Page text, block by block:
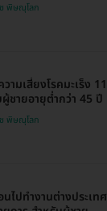
พิษณุโลก
ามเสี่ยงโรคมะเร็ง 11
ชายอายุต่ำกว่า 45 ปี
พิษณุโลก
ไปทำงานต่างประเทศ